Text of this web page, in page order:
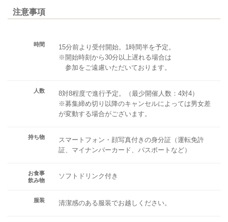
注意事項
時間
15分前より受付開始。1時間半を予定。
※開始時刻から30分以上遅れる場合は
参加をご遠慮いただいております。
人数
8対8程度で進行予定。（最少開催人数：4対4）
※募集締め切り以降のキャンセルによっては男女差
が変動する場合がございます。
持ち物
スマートフォン・顔写真付きの身分証（運転免許
証、マイナンバーカード、パスポートなど）
お食事
飲み物
ソフトドリンク付き
服装 清潔感のある服装でお越しください。